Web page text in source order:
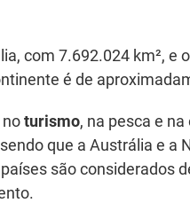
com 7.692.024 km², e
é de
turismo, na pesca e
que a Austrália e
são considerados